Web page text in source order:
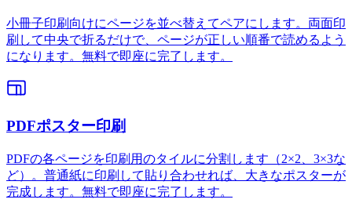
小冊子印刷向けにページを並べ替えてペアにします。両面印
刷して中央で折るだけで、ページが正しい順番で読めるよう
になります。無料で即座に完了します。
PDFポスター印刷
PDFの各ページを印刷用のタイルに分割します（2×2、3×3な
ど）。普通紙に印刷して貼り合わせれば、大きなポスターが
完成します。無料で即座に完了します。